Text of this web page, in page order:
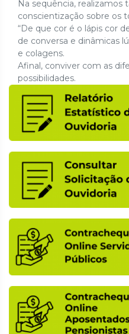
Na sequência,
conscientização sobre os
“De que cor é o lápis cor
de conversa e dinâmicas
e colagens.
Afinal, conviver com as
possibilidades.